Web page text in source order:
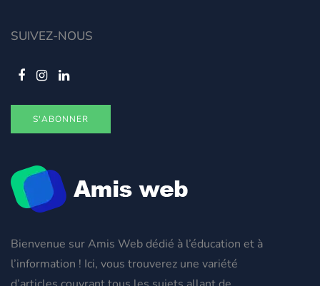
Bienvenue sur Amis Web dédié à l’éducation et à
l’information ! Ici, vous trouverez une variété
SUIVEZ-NOUS
S'ABONNER